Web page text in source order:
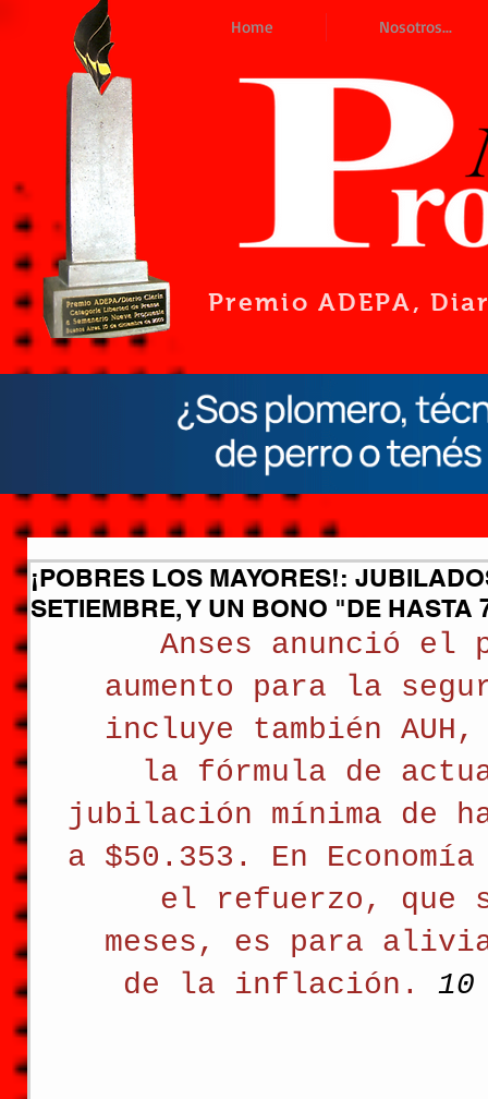
Home Nosotros...
Premio ADEPA,
¡POBRES LOS MAYORES!:
SETIEMBRE, Y UN BONO "DE HASTA
Anses anunció el
aumento para la
incluye también
la fórmula de
jubilación mínima de
a $50.353. En
el refuerzo, que
meses, es para
de la inflación.